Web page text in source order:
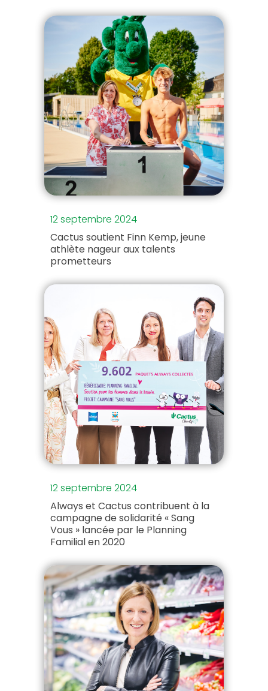
12 septembre 2024
Cactus soutient Finn Kemp, jeune
athlète nageur aux talents
prometteurs
12 septembre 2024
Always et Cactus contribuent à la
campagne de solidarité « Sang
Vous » lancée par le Planning
Familial en 2020